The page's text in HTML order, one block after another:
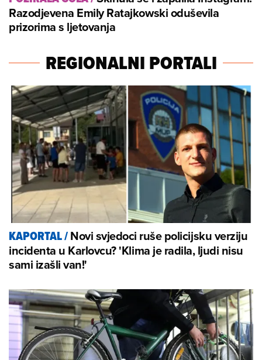
Razodjevena Emily Ratajkowski oduševila
prizorima s ljetovanja
REGIONALNI PORTALI
KAPORTAL/Novi svjedoci ruše policijsku verziju
incidenta u Karlovcu? 'Klima je radila, ljudi nisu
sami izašli van!'